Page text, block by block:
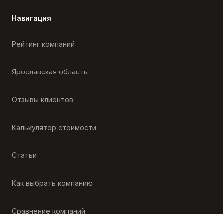
Навигация
Рейтинг компаний
Ярославская область
Отзывы клиентов
Калькулятор стоимости
Статьи
Как выбрать компанию
Сравнение компаний